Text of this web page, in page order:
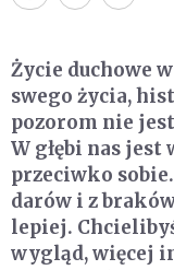
Życie duchowe
swego życia,
pozorom nie
W głębi nas
przeciwko
darów i z
lepiej.
wygląd, więcej